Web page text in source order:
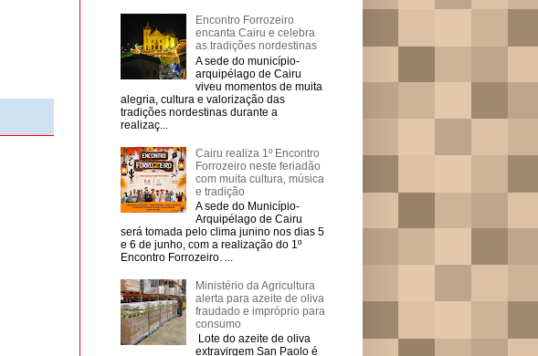
Encontro Forrozeiro
encanta Cairu e celebra
as tradições nordestinas
A sede do município-
arquipélago de Cairu
viveu momentos de muita
alegria, cultura e valorização das
tradições nordestinas durante a
realizaç...
Cairu realiza 1º Encontro
Forrozeiro neste feriadão
com muita cultura, música
e tradição
A sede do Município-
Arquipélago de Cairu
será tomada pelo clima junino nos dias 5
e 6 de junho, com a realização do 1º
Encontro Forrozeiro. ...
Ministério da Agricultura
alerta para azeite de oliva
fraudado e impróprio para
consumo
Lote do azeite de oliva
extravirgem San Paolo é